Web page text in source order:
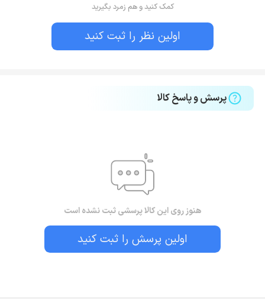
کمک کنید و هم زمرد بگیرید
اولین نظر را ثبت کنید
پرسش و پاسخ کالا
هنوز روی این کالا پرسشی ثبت نشده است
اولین پرسش را ثبت کنید